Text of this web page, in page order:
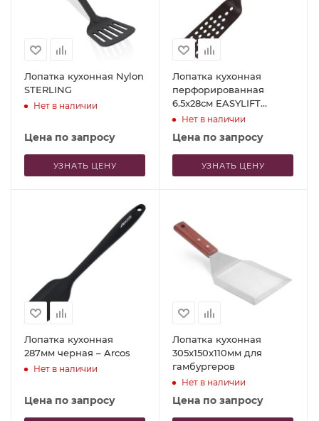
Лопатка кухонная Nylon
STERLING
Нет в наличии
Цена по запросу
УЗНАТЬ ЦЕНУ
Лопатка кухонная
перфорированная
6.5x28см EASYLIFT
черная – APS
Нет в наличии
Цена по запросу
УЗНАТЬ ЦЕНУ
Лопатка кухонная
287мм черная – Arcos
Нет в наличии
Цена по запросу
Лопатка кухонная
305x150x110мм для
гамбургеров
Нет в наличии
Цена по запросу